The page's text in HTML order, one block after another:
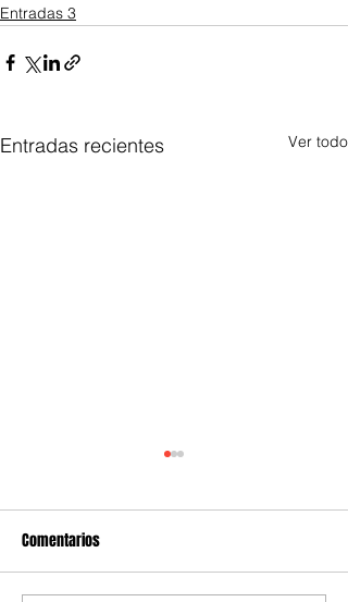
Entradas 3
Entradas recientes Ver todo
Comentarios